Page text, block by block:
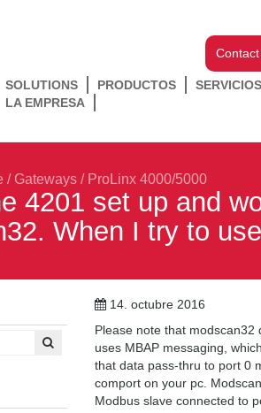
SOLUTIONS PRODUCTOS
LA EMPRESA
/ Gateways / ProLinx 4000/5000
4201 set up and
When I try to
14. octubre 2016
Please note that
uses MBAP messaging,
that data pass-thru to port 0
comport on your pc.
Modbus slave connected to